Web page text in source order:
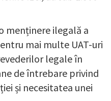
menținere ilegală a
mai multe UAT-uri
legale în
de întrebare privind
și necesitatea unei